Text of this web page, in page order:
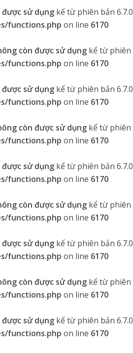
sử dụng kể từ phiên bản
functions.php on line 6170
còn được sử dụng kể từ phiên
functions.php on line 6170
sử dụng kể từ phiên bản
functions.php on line 6170
còn được sử dụng kể từ phiên
functions.php on line 6170
sử dụng kể từ phiên bản
functions.php on line 6170
còn được sử dụng kể từ phiên
functions.php on line 6170
sử dụng kể từ phiên bản
functions.php on line 6170
còn được sử dụng kể từ phiên
functions.php on line 6170
sử dụng kể từ phiên bản
functions.php on line 6170